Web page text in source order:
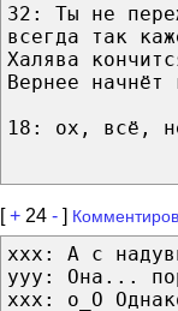
32: Ты не
всегда так
Халява
Вернее начнёт
18: ох, всё,
[+ 24 - ]
xxx: А с
yyy: Она...
xxx: о_O